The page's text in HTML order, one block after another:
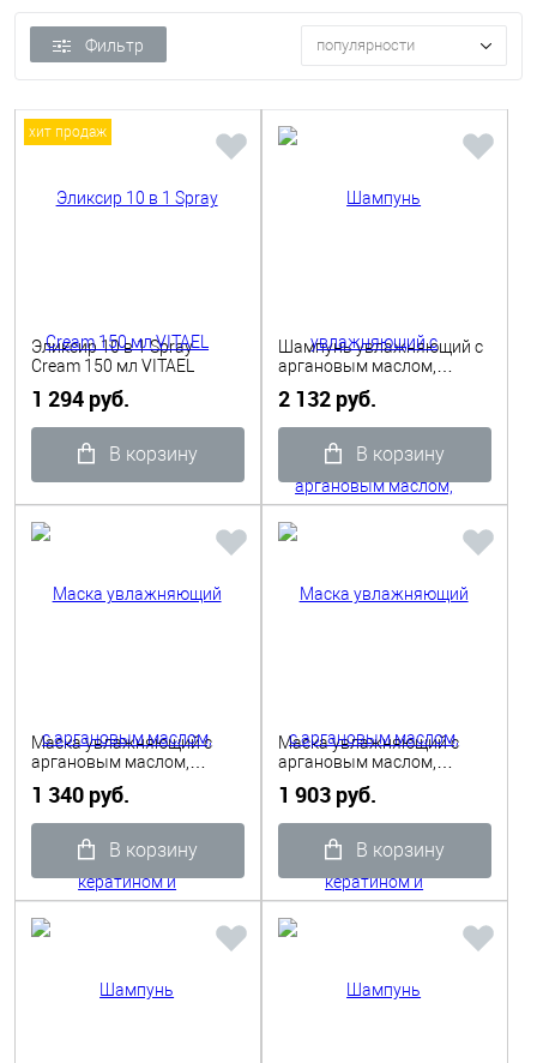
Фильтр популярности
хит продаж
Эликсир 10 в 1 Spray
Cream 150 мл VITAEL
1 294 руб.
В корзину
Шампунь увлажняющий с
аргановым маслом,
Hydrating 1000 мл VITAEL
2 132 руб.
В корзину
Маска увлажняющий с
аргановым маслом,
Hydrating 250 мл VITAEL
1 340 руб.
В корзину
Маска увлажняющий с
аргановым маслом,
Hydrating 1000 мл VITAEL
1 903 руб.
В корзину